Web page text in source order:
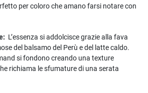
per coloro che amano farsi notare con
L’essenza si addolcisce grazie alla fava
del balsamo del Perù e del latte caldo.
si fondono creando una texture
richiama le sfumature di una serata